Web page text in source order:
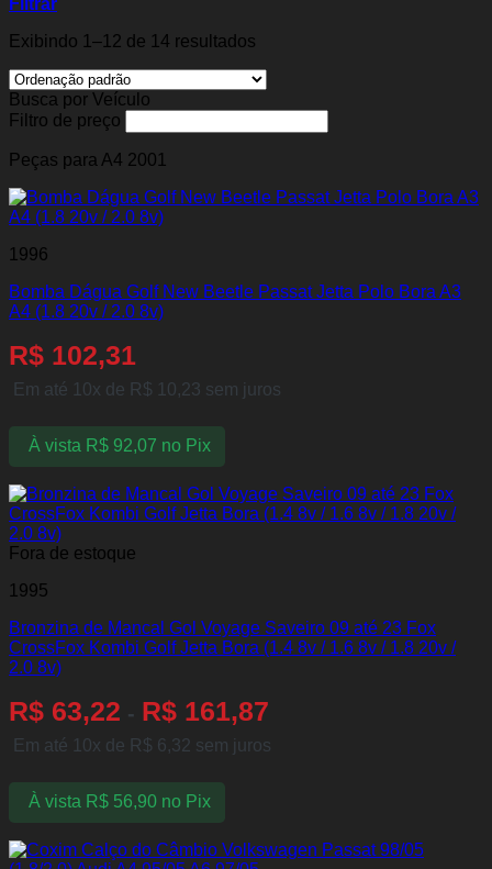
Filtrar
Exibindo 1–12 de 14 resultados
Busca por Veículo
Filtro de preço
Peças para A4 2001
1996
Bomba Dágua Golf New Beetle Passat Jetta Polo Bora A3
A4 (1.8 20v / 2.0 8v)
R$ 102,31
Em até 10x de R$ 10,23 sem juros
À vista R$92,07 no Pix
Fora de estoque
1995
Bronzina de Mancal Gol Voyage Saveiro 09 até 23 Fox
CrossFox Kombi Golf Jetta Bora (1.4 8v / 1.6 8v / 1.8 20v /
2.0 8v)
R$ 63,22 - R$ 161,87
Em até 10x de R$ 6,32 sem juros
À vista R$56,90 no Pix